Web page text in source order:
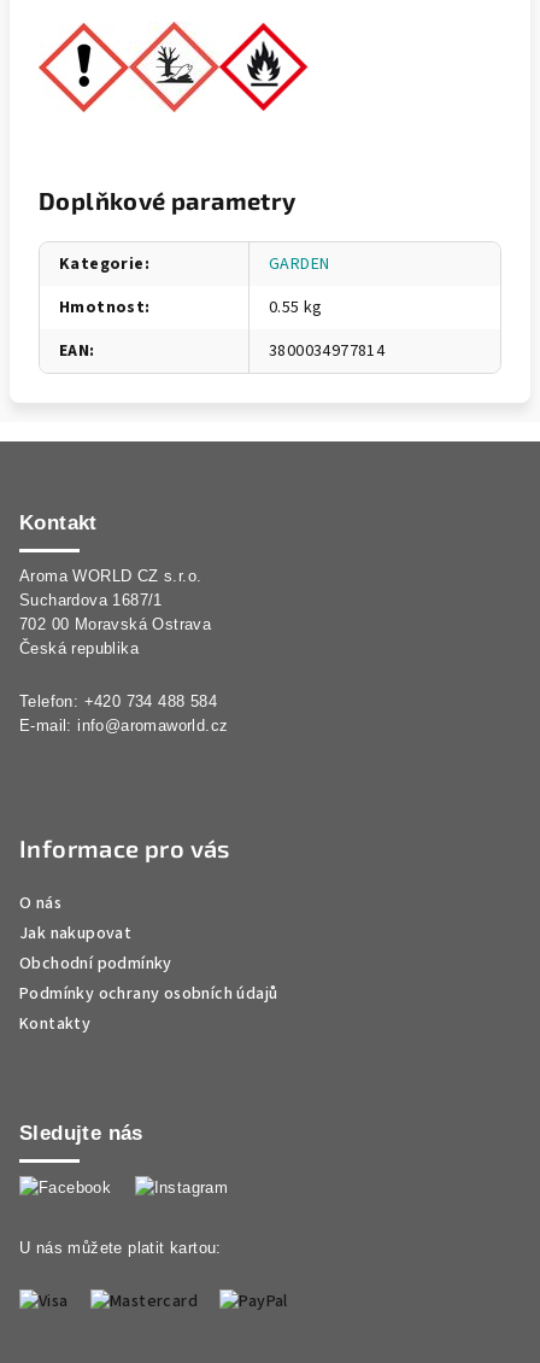
Doplňkové parametry
Kategorie:
GARDEN
Hmotnost:
0.55 kg
EAN: 3800034977814
Kontakt
Aroma WORLD CZ s.r.o.
Suchardova 1687/1
702 00 Moravská Ostrava
Česká republika
Telefon: +420 734 488 584
E-mail: info@aromaworld.cz
Informace pro vás
O nás
Jak nakupovat
Obchodní podmínky
Podmínky ochrany osobních údajů
Kontakty
Sledujte nás
U nás můžete platit kartou: